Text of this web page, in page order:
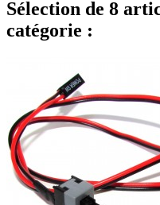
Sélection de 8
catégorie :